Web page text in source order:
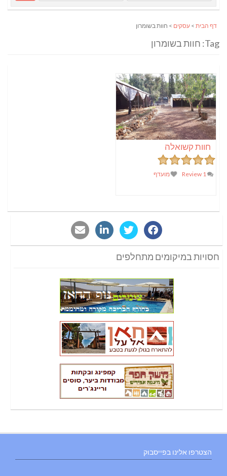
דף הבית > עסקים > חוות בשומרון
Tag: חוות בשומרון
חוות קשואלה
מועדף
חסויות במיקומים מתחלפים
הצטרפו אלינו בפייסבוק